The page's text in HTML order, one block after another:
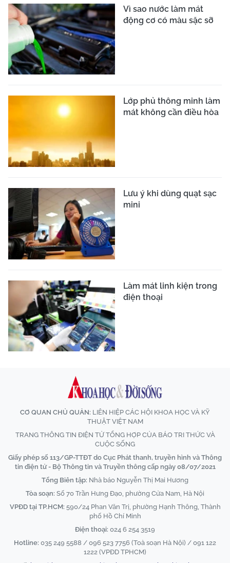
Vì sao nước làm mát
động cơ có màu sặc sỡ
Lớp phủ thông minh làm
mát không cần điều hòa
Lưu ý khi dùng quạt sạc
mini
Làm mát linh kiện trong
điện thoại
CƠ QUAN CHỦ QUẢN: LIÊN HIỆP CÁC HỘI KHOA HỌC VÀ KỸ
THUẬT VIỆT NAM
TRANG THÔNG TIN ĐIỆN TỬ TỔNG HỢP CỦA BÁO TRI THỨC VÀ
CUỘC SỐNG
Giấy phép số 113/GP-TTĐT do Cục Phát thanh, truyền hình và Thông
tin điện tử - Bộ Thông tin và Truyền thông cấp ngày 08/07/2021
Tổng Biên tập: Nhà báo Nguyễn Thị Mai Hương
Tòa soạn: Số 70 Trần Hưng Đạo, phường Cửa Nam, Hà Nội
VPĐD tại TP.HCM: 590/24 Phan Văn Trị, phường Hạnh Thông, Thành
phố Hồ Chí Minh
Điện thoại: 024 6 254 3519
Hotline: 035 249 5588 / 096 523 7756 (Toà soạn Hà Nội) / 091 122
1222 (VPĐD TPHCM)